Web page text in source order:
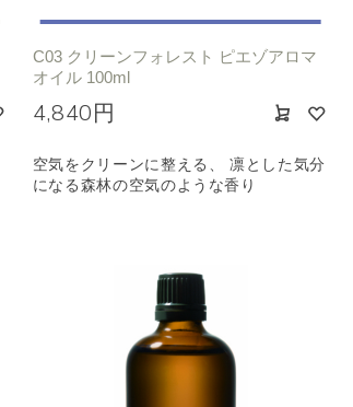
C03 クリーンフォレスト ピエゾアロマ
オイル 100ml
4,840円
空気をクリーンに整える、 凛とした気分
になる森林の空気のような香り